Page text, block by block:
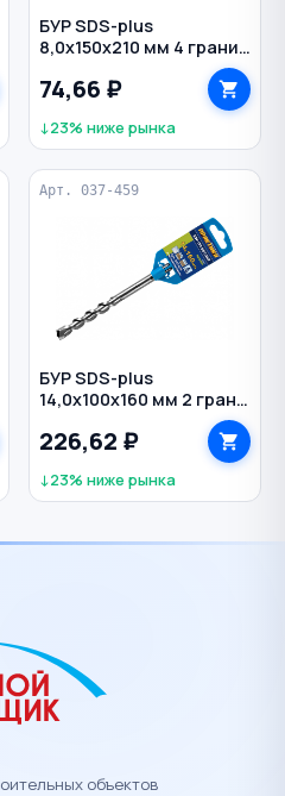
БУР SDS-plus
8,0х150х210 мм 4 грани
по бетону усиленный
РЕЗОЛЮКС
74,66 ₽
↓23% ниже рынка
Арт. 037-459
БУР SDS-plus
14,0х100х160 мм 2 грани
ПРАКТИКА
226,62 ₽
↓23% ниже рынка
объектов